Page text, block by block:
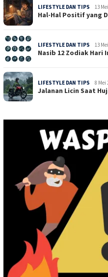
LIFESTYLE DAN TIPS 13
Hal-Hal Positif yang
LIFESTYLE DAN TIPS 13
Nasib 12 Zodiak Hari
LIFESTYLE DAN TIPS 8 Mei
Jalanan Licin Saat